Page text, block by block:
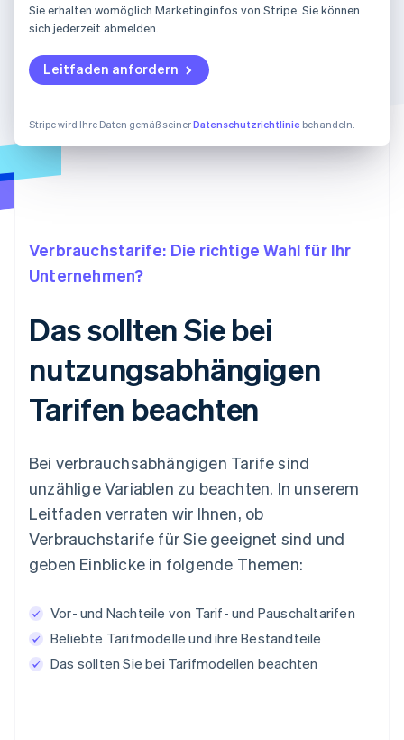
Sie erhalten womöglich Marketinginfos von Stripe. Sie können
sich jederzeit abmelden.
Leitfaden anfordern
Stripe wird Ihre Daten gemäß seinerDatenschutzrichtlinie behandeln.
Verbrauchstarife: Die richtige Wahl für Ihr
Unternehmen?
Das sollten Sie bei
nutzungsabhängigen
Tarifen beachten
Bei verbrauchsabhängigen Tarife sind
unzählige Variablen zu beachten. In unserem
Leitfaden verraten wir Ihnen, ob
Verbrauchstarife für Sie geeignet sind und
geben Einblicke in folgende Themen:
Vor- und Nachteile von Tarif- und Pauschaltarifen
Beliebte Tarifmodelle und ihre Bestandteile
Das sollten Sie bei Tarifmodellen beachten